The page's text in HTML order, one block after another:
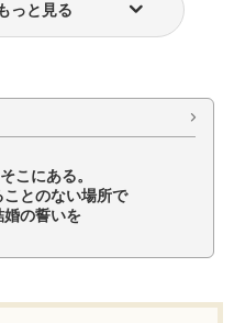
っと見る
こにある。
とのない場所で
婚の誓いを